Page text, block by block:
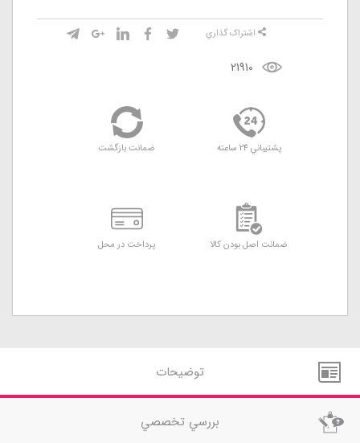
21910
اشتراک گذاري
پشتيباني 24 ساعته ضمانت بازگشت
ضمانت اصل بودن کالا پرداخت در محل
توضيحات
بررسي تخصصي